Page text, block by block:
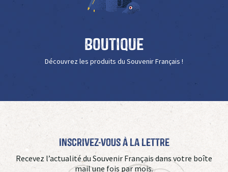
Boutique
Découvrez les produits du Souvenir Français !
Inscrivez-vous à La Lettre
Recevez l’actualité du Souvenir Français dans votre boîte
mail une fois par mois.